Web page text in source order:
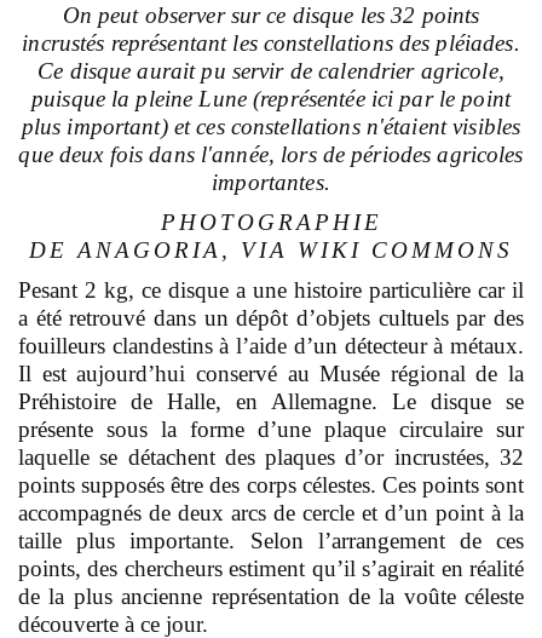
On peut observer sur ce disque les 32 points
incrustés représentant les constellations des pléiades.
Ce disque aurait pu servir de calendrier agricole,
puisque la pleine Lune (représentée ici par le point
plus important) et ces constellations n'étaient visibles
que deux fois dans l'année, lors de périodes agricoles
importantes.
PHOTOGRAPHIE
DE ANAGORIA, VIA WIKI COMMONS
Pesant 2 kg, ce disque a une histoire particulière car il
a été retrouvé dans un dépôt d’objets cultuels par des
fouilleurs clandestins à l’aide d’un détecteur à métaux.
Il est aujourd’hui conservé au Musée régional de la
Préhistoire de Halle, en Allemagne. Le disque se
présente sous la forme d’une plaque circulaire sur
laquelle se détachent des plaques d’or incrustées, 32
points supposés être des corps célestes. Ces points sont
accompagnés de deux arcs de cercle et d’un point à la
taille plus importante. Selon l’arrangement de ces
points, des chercheurs estiment qu’il s’agirait en réalité
de la plus ancienne représentation de la voûte céleste
découverte à ce jour.